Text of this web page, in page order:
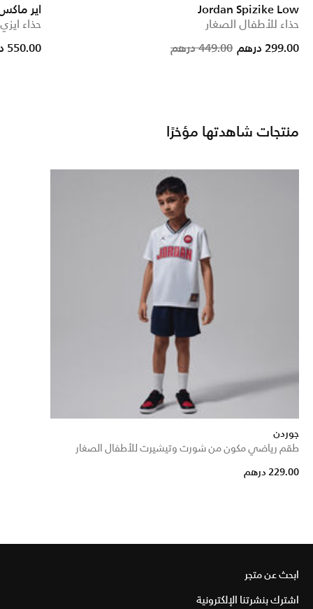
Jordan Spizike Low
حذاء للأطفال الصغار
Price
449.00 درهم to
299.00 درهم
اير ماكس 270
حذاء
550.00 درهم
منتجات شاهدتها مؤخرًا
جوردن
طقم رياضي مكون من شورت وتيشيرت للأطفال الصغار
229.00 درهم
ابحث عن متجر
اشترك بنشرتنا الإلكترونية